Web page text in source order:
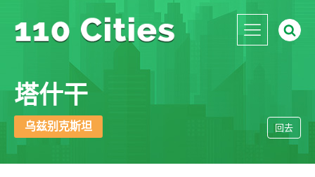
塔什干
乌兹别克斯坦 回去